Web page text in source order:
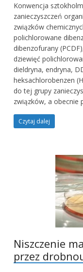
Konwencja
zanieczyszczeń
związków
polichlorowane
dibenzofurany
dziewięć
dieldryna, endryna,
heksachlorobenzen
do tej grupy
związków, a obecnie
Czytaj dalej
Niszczenie
przez